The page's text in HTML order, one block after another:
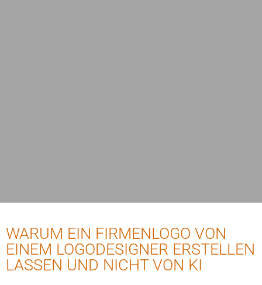
WARUM EIN FIRMENLOGO VON
EINEM LOGODESIGNER ERSTELLEN
LASSEN UND NICHT VON KI